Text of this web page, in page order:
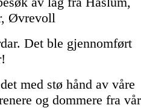
Øvrevoll
Det ble gjennomført
med stø hånd av våre
og dommere fra vår